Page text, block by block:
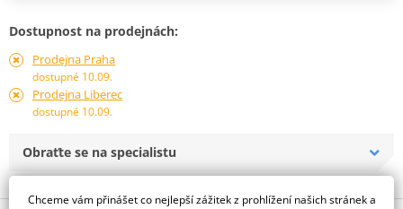
Dostupnost na prodejnách:
Prodejna Praha
dostupné 10.09.
Prodejna Liberec
dostupné 10.09.
Obraťte se na specialistu
Chceme vám přinášet co nejlepší zážitek z prohlížení našich stránek a